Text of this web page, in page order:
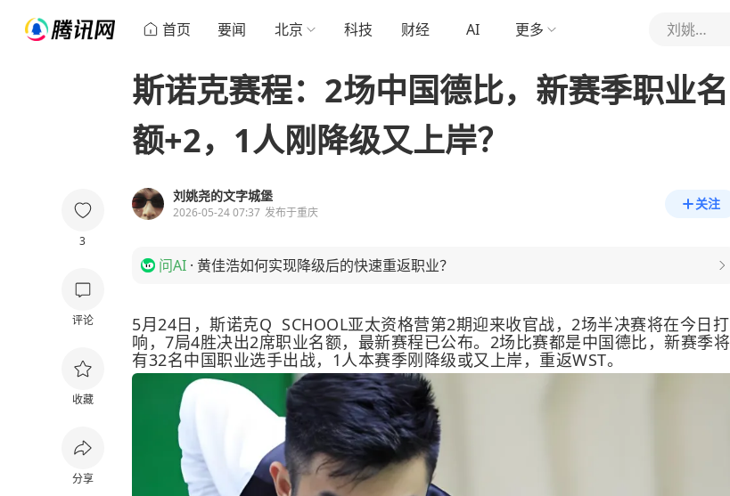
首页 要闻 北京 科技 财经 AI 更多 刘姚尧的文字城堡
3
评论
收藏
分享
斯诺克赛程：2场中国德比，新赛季职业名
额+2，1人刚降级又上岸？
刘姚尧的文字城堡
2026-05-24 07:37 发布于重庆
关注
问AI · 黄佳浩如何实现降级后的快速重返职业？
5月24日，斯诺克Q SCHOOL亚太资格营第2期迎来收官战，2场半决赛将在今日打
响，7局4胜决出2席职业名额，最新赛程已公布。2场比赛都是中国德比，新赛季将
有32名中国职业选手出战，1人本赛季刚降级或又上岸，重返WST。